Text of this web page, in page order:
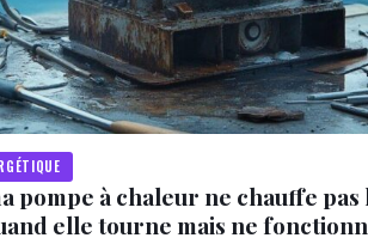
pompe à chaleur ne chauffe pas
elle tourne mais ne